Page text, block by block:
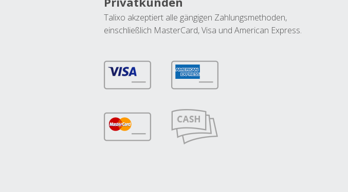
Talixo akzeptiert alle gängigen Zahlungsmethoden,
einschließlich MasterCard, Visa und American Express.